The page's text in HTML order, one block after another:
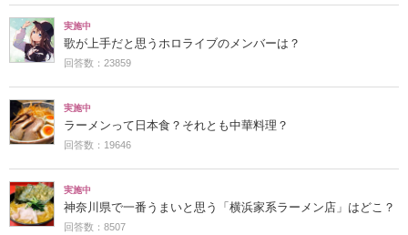
実施中
歌が上手だと思うホロライブのメンバーは？
回答数：23859
実施中
ラーメンって日本食？それとも中華料理？
回答数：19646
実施中
神奈川県で一番うまいと思う「横浜家系ラーメン店」はどこ？
回答数：8507